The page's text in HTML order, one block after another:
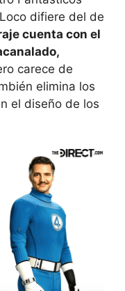
difiere del de
cuenta con el
carece de
elimina los
el diseño de los